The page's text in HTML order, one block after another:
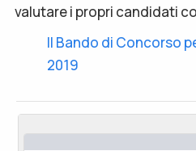
valutare i propri candidati
Il Bando di Concorso
2019